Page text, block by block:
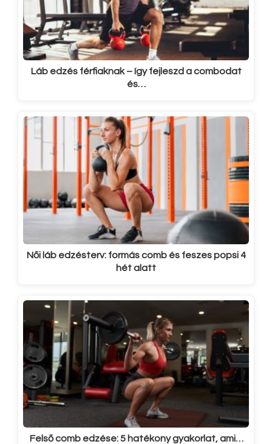
Láb edzés férfiaknak – így fejleszd a combodat
és…
Női láb edzésterv: formás comb és feszes popsi 4
hét alatt
Felső comb edzése: 5 hatékony gyakorlat, ami…